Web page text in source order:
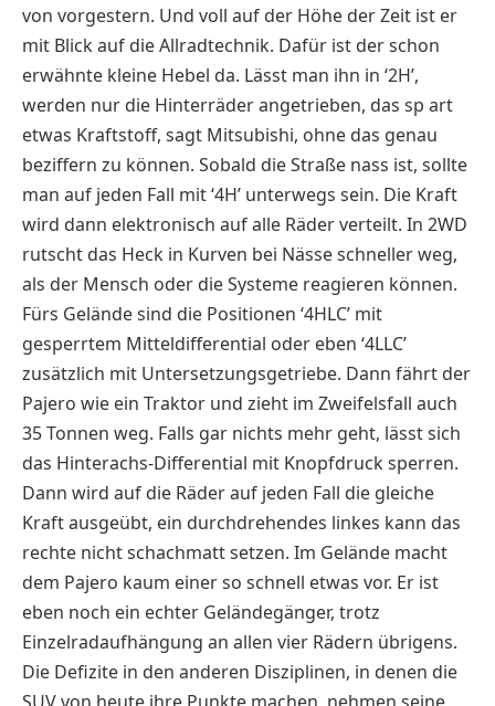
von vorgestern. Und voll auf der Höhe der Zeit ist er
mit Blick auf die Allradtechnik. Dafür ist der schon
erwähnte kleine Hebel da. Lässt man ihn in ‘2H’,
werden nur die Hinterräder angetrieben, das sp art
etwas Kraftstoff, sagt Mitsubishi, ohne das genau
beziffern zu können. Sobald die Straße nass ist, sollte
man auf jeden Fall mit ‘4H’ unterwegs sein. Die Kraft
wird dann elektronisch auf alle Räder verteilt. In 2WD
rutscht das Heck in Kurven bei Nässe schneller weg,
als der Mensch oder die Systeme reagieren können.
Fürs Gelände sind die Positionen ‘4HLC’ mit
gesperrtem Mitteldifferential oder eben ‘4LLC’
zusätzlich mit Untersetzungsgetriebe. Dann fährt der
Pajero wie ein Traktor und zieht im Zweifelsfall auch
35 Tonnen weg. Falls gar nichts mehr geht, lässt sich
das Hinterachs-Differential mit Knopfdruck sperren.
Dann wird auf die Räder auf jeden Fall die gleiche
Kraft ausgeübt, ein durchdrehendes linkes kann das
rechte nicht schachmatt setzen. Im Gelände macht
dem Pajero kaum einer so schnell etwas vor. Er ist
eben noch ein echter Geländegänger, trotz
Einzelradaufhängung an allen vier Rädern übrigens.
Die Defizite in den anderen Disziplinen, in denen die